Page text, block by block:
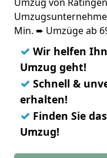
Min. ➨ Umzüge ab
✓ Wir helfen
Umzug geht!
✓ Schnell &
erhalten!
✓ Finden Sie
Umzug!